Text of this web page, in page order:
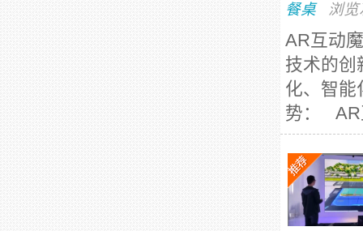
餐桌 浏
AR互动
技术的创
化、智能
势： AR